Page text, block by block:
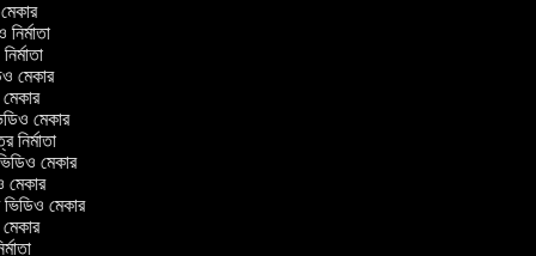
নির্মাতা
মেকার
মেকার
মেকার
নির্মাতা
মেকার
মেকার
ভিডিও মেকার
মেকার